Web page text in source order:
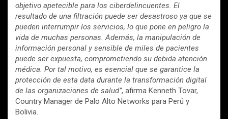
objetivo apetecible para los ciberdelincuentes. El
resultado de una filtración puede ser desastroso ya que se
pueden interrumpir los servicios, lo que pone en peligro la
vida de muchas personas. Además, la manipulación de
información personal y sensible de miles de pacientes
puede ser expuesta, comprometiendo su debida atención
médica. Por tal motivo, es esencial que se garantice la
protección de esta data durante la transformación digital
de las organizaciones de salud”, afirma Kenneth Tovar,
Country Manager de Palo Alto Networks para Perú y
Bolivia.